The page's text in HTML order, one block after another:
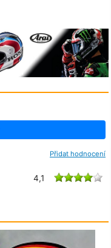
Přidat hodnocení
4,1